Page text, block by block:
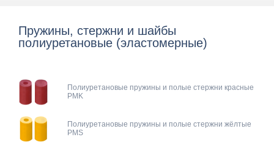
Пружины, стержни и шайбы
полиуретановые (эластомерные)
Полиуретановые пружины и полые стержни красные
PMK
Полиуретановые пружины и полые стержни жёлтые
PMS